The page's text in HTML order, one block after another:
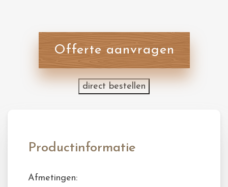
Offerte aanvragen
direct bestellen
Productinformatie
Afmetingen: